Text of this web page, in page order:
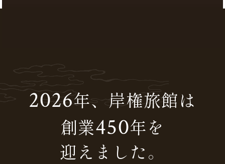
2026年、岸権旅館は
創業450年を
迎えました。